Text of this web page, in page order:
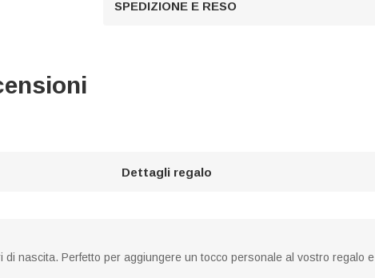
SPEDIZIONE E RESO
Dettagli regalo
nascita. Perfetto per aggiungere un tocco personale al vostro regalo e